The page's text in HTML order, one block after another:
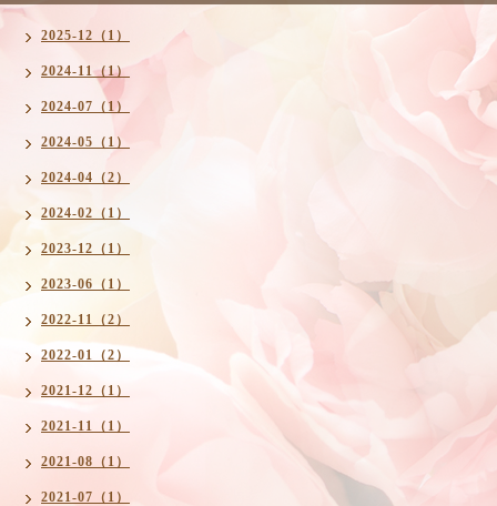
2025-12（1）
2024-11（1）
2024-07（1）
2024-05（1）
2024-04（2）
2024-02（1）
2023-12（1）
2023-06（1）
2022-11（2）
2022-01（2）
2021-12（1）
2021-11（1）
2021-08（1）
2021-07（1）